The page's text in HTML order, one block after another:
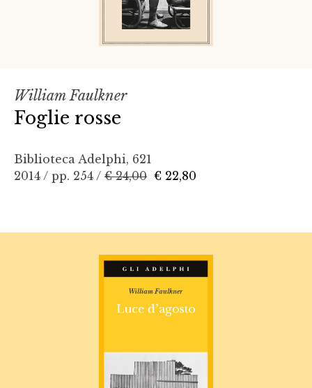
William Faulkner
Foglie rosse
Biblioteca Adelphi, 621
2014 / pp. 254 / € 24,00 € 22,80